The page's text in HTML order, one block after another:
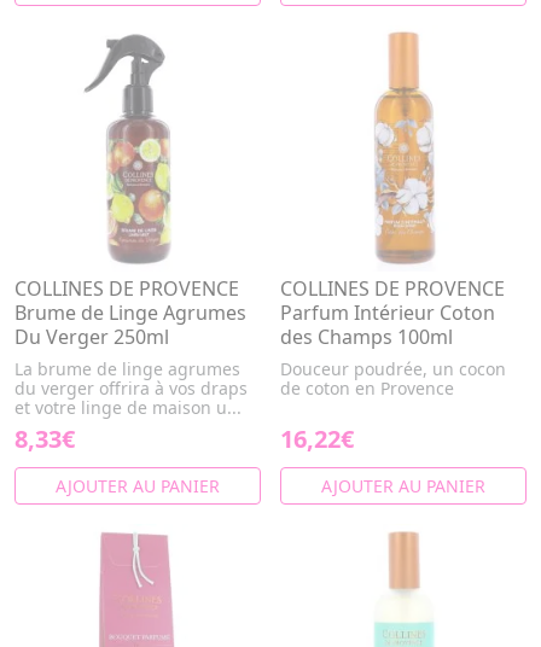
COLLINES DE PROVENCE
Brume de Linge Agrumes
Du Verger 250ml
La brume de linge agrumes
du verger offrira à vos draps
et votre linge de maison u...
8,33€
AJOUTER AU PANIER
COLLINES DE PROVENCE
Parfum Intérieur Coton
des Champs 100ml
Douceur poudrée, un cocon
de coton en Provence
16,22€
AJOUTER AU PANIER